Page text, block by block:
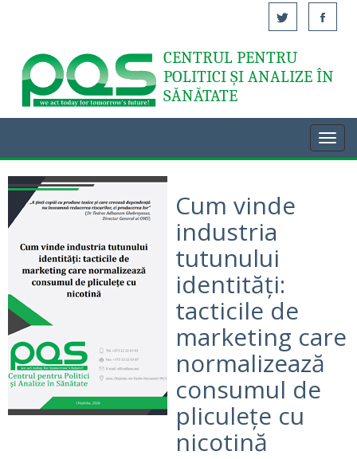
Acasă
CENTRUL PENTRU
POLITICI ȘI ANALIZE ÎN
SĂNĂTATE
Cum vinde
industria
tutunului
identități:
tacticile de
marketing care
normalizează
consumul de
pliculețe cu
nicotină